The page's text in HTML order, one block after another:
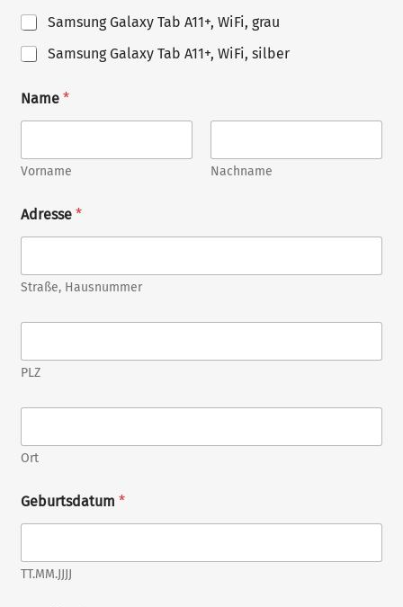
Samsung Galaxy Tab A11+, WiFi, grau
Samsung Galaxy Tab A11+, WiFi, silber
Name*
Vorname Nachname
Adresse*
Straße, Hausnummer
P
Z
*PLZ
O
t
*
Ort
Geburtsdatum*
TT.MM.JJJJ